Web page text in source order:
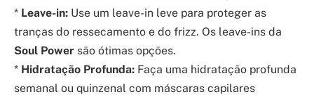
* Leave-in: Use um leave-in leve para proteger as
tranças do ressecamento e do frizz. Os leave-ins da
Soul Power são ótimas opções.
* Hidratação Profunda: Faça uma hidratação profunda
semanal ou quinzenal com máscaras capilares